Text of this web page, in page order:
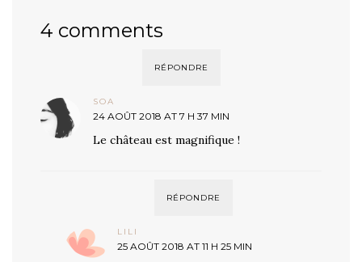
4 comments
RÉPONDRE
SOA
24 AOÛT 2018 AT 7 H 37 MIN
Le château est magnifique !
RÉPONDRE
LILI
25 AOÛT 2018 AT 11 H 25 MIN